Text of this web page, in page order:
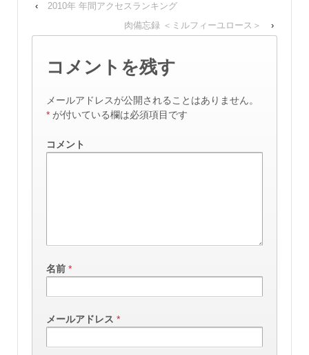
‹
2010年 年間アクセスランキング
肉備忘録 ＜ミルフィーユロース＞
›
コメントを残す
メールアドレスが公開されることはありません。
* が付いている欄は必須項目です
コメント
名前 *
メールアドレス *